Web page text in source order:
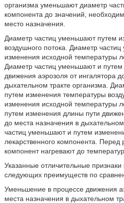
организма уменьшают диаметр
компонента до значений,
место назначения.
Диаметр частиц уменьшают путем
воздушного потока. Диаметр
изменения исходной температуры
Диаметр частиц уменьшают и
движения аэрозоля от ингалятора
дыхательном тракте организма.
путем изменения температуры
изменения исходной температуры
путем изменения длины пути
до места назначения в
частиц уменьшают и путем
лекарственного компонента.
компонент нагревают до
Указанные отличительные признаки
следующих преимуществ по
Уменьшение в процессе движения
места назначения в дыхательном